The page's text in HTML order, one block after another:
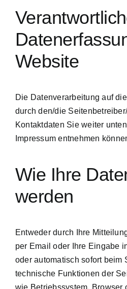
Website
Die Datenverarbeitung auf
durch den/die
Kontaktdaten Sie weiter
Impressum entnehmen
Wie Ihre
werden
Entweder durch Ihre
per Email oder Ihre Eingabe
oder automatisch sofort beim
technische Funktionen der
wie Betriebssystem, Browser